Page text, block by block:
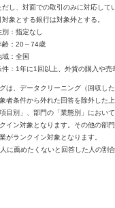
だし、対面での取引のみに対応して
対象とする銀行は対象外とする。
別：指定なし
齢：20～74歳
域：全国
件：1年に1回以上、外貨の購入や売
は、データクリーニング（回収し
者条件から外れた回答を除外した上
目別」、部門の「業態別」におい
イン対象となります。その他の部
がランクイン対象となります。
に薦めたくないと回答した人の割